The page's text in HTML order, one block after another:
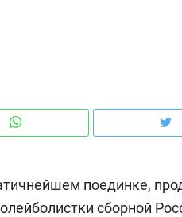
поединке,
сборной